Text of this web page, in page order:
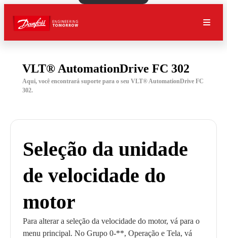
VLT® AutomationDrive FC 302
Aqui, você encontrará suporte para o seu VLT® AutomationDrive FC
302.
Seleção da unidade
de velocidade do
motor
Para alterar a seleção da velocidade do motor, vá para o
menu principal. No Grupo 0-**, Operação e Tela, vá